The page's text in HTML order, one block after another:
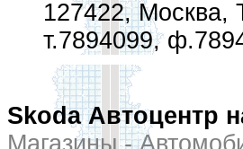
127422, Москва,
т.7894099,
Skoda Автоцентр
Магазины -